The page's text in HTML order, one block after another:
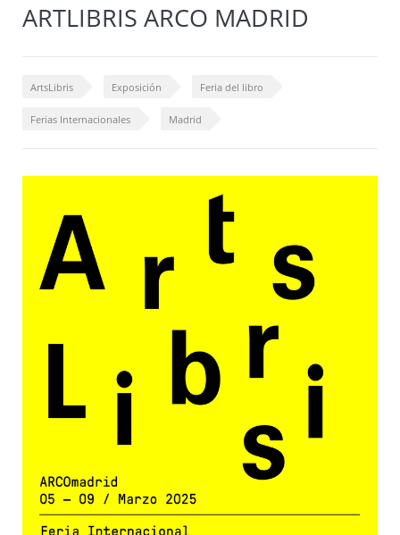
ARTLIBRIS ARCO MADRID
ArtsLibris Exposición Feria del libro
Ferias Internacionales Madrid